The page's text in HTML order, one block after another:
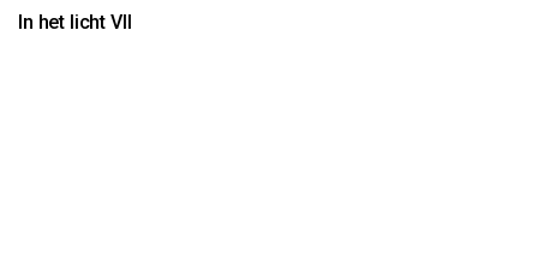
In het licht VII